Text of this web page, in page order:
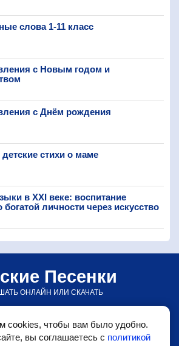
слова 1-11 класс
с Новым годом и
с Днём рождения
стихи о маме
в XXI веке: воспитание
богатой личности через искусство
Песенки
ОНЛАЙН ИЛИ СКАЧАТЬ
cookies, чтобы вам было удобно.
вы соглашаетесь с политикой